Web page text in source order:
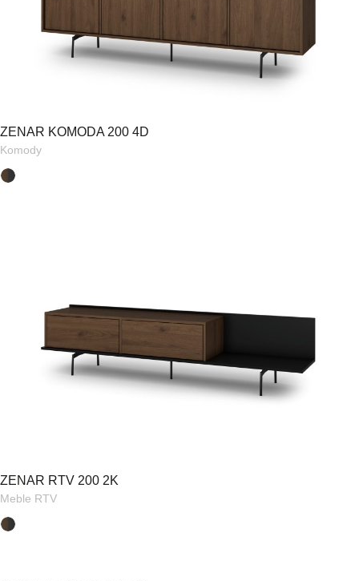
ZENAR KOMODA 200 4D
Komody
ZENAR RTV 200 2K
Meble RTV